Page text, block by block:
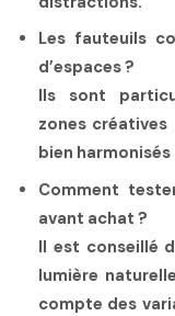
Les fauteuils
d’espaces ?
Ils sont
zones
bien harmonisés
Comment
avant achat ?
Il est conseillé
lumière
compte des